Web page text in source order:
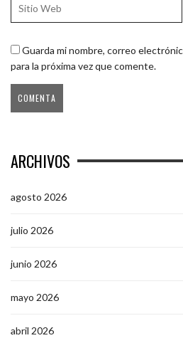
Guarda mi nombre, correo
para la próxima vez que comente.
ARCHIVOS
agosto 2026
julio 2026
junio 2026
mayo 2026
abril 2026